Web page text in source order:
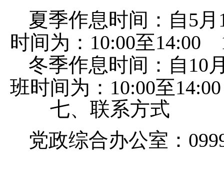
夏季作息时间：自5月
时间为： 10:00至14:00
冬季作息时间：自 10
班时间为： 10:00至14:00
七、联系方式
党政综合办公室：